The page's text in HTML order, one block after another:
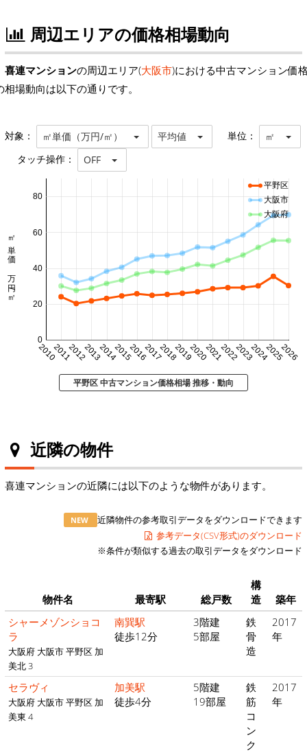
周辺エリアの価格相場動向
喜連マンションの周辺エリア(大阪市)における中古マンション価
相場動向は以下の通りです。
対象： ㎡単価（万円/㎡） 平均値 単位： ㎡
タッチ操作： OFF
20102011201220132014201520162017201820192020202120222023202420252026
0
20
40
60
80
㎡単価 万円/㎡
平野区
大阪市
大阪府
平野区 中古マンション価格相場 推移・動向
近隣の物件
喜連マンションの近隣には以下のような物件があります。
NEW
近隣物件の参考取引データをダウンロードできます
参考データ(CSV形式)のダウンロード
※条件が類似する過去の取引データをダウンロード
物件名 最寄駅 総戸数
構
造
築年
シャーメゾンショコ
ラ
大阪府 大阪市 平野区 加
美北 3
南巽駅
徒歩12分
3階建
5部屋
鉄
骨
造
2017
年
セラヴィ
大阪府 大阪市 平野区 加
美東 4
加美駅
徒歩4分
5階建
19部屋
鉄
筋
コ
ン
ク
2017
年